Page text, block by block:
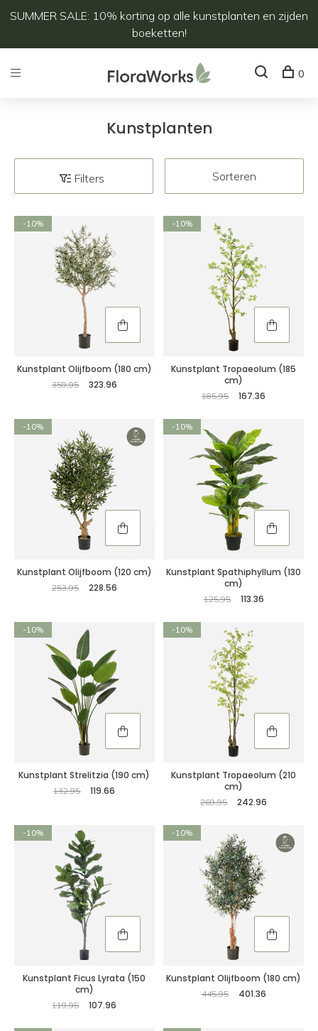
SUMMER SALE: 10% korting op alle kunstplanten en zijden
boeketten!
0
Kunstplanten
Filters Sorteren
-10%
Kunstplant Olijfboom (180 cm)
359,95 323.96
-10%
Kunstplant Tropaeolum (185
cm)
185,95 167.36
-10%
Kunstplant Olijfboom (120 cm)
253,95 228.56
-10%
Kunstplant Spathiphyllum (130
cm)
125,95 113.36
-10%
Kunstplant Strelitzia (190 cm)
132,95 119.66
-10%
Kunstplant Tropaeolum (210
cm)
269,95 242.96
-10%
Kunstplant Ficus Lyrata (150
cm)
119,95 107.96
-10%
Kunstplant Olijfboom (180 cm)
445,95 401.36